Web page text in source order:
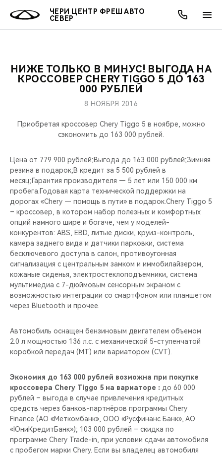
ЧЕРИ ЦЕНТР ФРЕШ АВТО
СЕВЕР
МОДЕЛИ
КРОССОВЕРЫ
СЕДАНЫ
НОВИНКИ
ПОКУПАТЕЛЯМ
КРЕДИТ И СТРАХОВАНИЕ
ВЛАДЕЛЬЦАМ
ЗАПЧАСТИ И АКСЕССУАРЫ
CHERY CONNECT
МИР CHERY
О БРЕНДЕ
ЛЮДИ CHERY
БЛАГОТВОРИТЕЛЬНОСТЬ
CHERY REMOTE
CHERY И СПОРТ
НАШИ МЕРОПРИЯТИЯ
ВИДЕООБЗОРЫ
АКЦИИ
ОНЛАЙН СЕРВИСЫ
КРЕДИТ
О КОМПАНИИ
МЫ В СОЦСЕТЯХ
НИЖЕ ТОЛЬКО В МИНУС! ВЫГОДА НА
КРОССОВЕР CHERY TIGGO 5 ДО 163
000 РУБЛЕЙ
8 НОЯБРЯ 2016
Приобретая кроссовер Chery Tiggo 5 в ноябре, можно
сэкономить до 163 000 рублей.
Цена от 779 900 рублей;Выгода до 163 000 рублей;Зимняя
резина в подарок;В кредит за 5 500 рублей в
месяц;Гарантия производителя — 5 лет или 150 000 км
пробега.Годовая карта технической поддержки на
дорогах «Chery — помощь в пути» в подарок.Chery Tiggo 5
– кроссовер, в котором набор полезных и комфортных
опций намного шире и богаче, чем у моделей-
конкурентов: ABS, EBD, литые диски, круиз-контроль,
камера заднего вида и датчики парковки, система
бесключевого доступа в салон, противоугонная
сигнализация с центральным замком и иммобилайзером,
кожаные сиденья, электростеклоподъемники, система
мультимедиа с 7-дюймовым сенсорным экраном c
возможностью интеграции со смартфоном или планшетом
через Bluetooth и прочее.
Автомобиль оснащен бензиновым двигателем объемом
2.0 л мощностью 136 л.с. с механической 5-ступенчатой
коробкой передач (MT) или вариатором (CVT).
Экономия до 163 000 рублей возможна при покупке
кроссовера Chery Tiggo 5 на вариаторе : до 60 000
рублей – выгода в случае привлечения кредитных
средств через банков-партнёров программы Chery
Finance (АО «Меткомбанк», ООО «Русфинанс Банк», АО
«ЮниКредитБанк»); 103 000 рублей – скидка по
программе Chery Trade-in, при условии сдачи автомобиля
с пробегом марки Chery. Если вы владелец автомобиля